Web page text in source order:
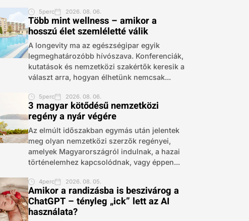
5perc 2026. 08. 06.
Több mint wellness – amikor a
hosszú élet szemléletté válik
A longevity ma az egészségipar egyik
legmeghatározóbb hívószava. Konferenciák,
kutatások és nemzetközi szakértők keresik a
választ arra, hogyan élhetünk nemcsak...
5perc 2026. 08. 06.
3 magyar kötődésű nemzetközi
regény a nyár végére
Az elmúlt időszakban egymás után jelentek
meg olyan nemzetközi szerzők regényei,
amelyek Magyarországról indulnak, a hazai
történelemhez kapcsolódnak, vagy éppen...
4perc 2026. 08. 05.
Amikor a randizásba is beszivárog a
ChatGPT – tényleg „ick” lett az AI
használata?